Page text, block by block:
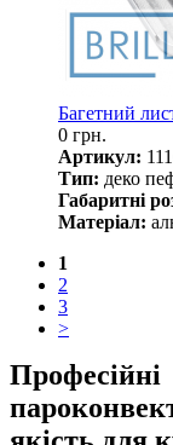
Багетний
0 грн.
Артикул:
Тип: деко
Габаритні
Матеріал:
1
2
3
>